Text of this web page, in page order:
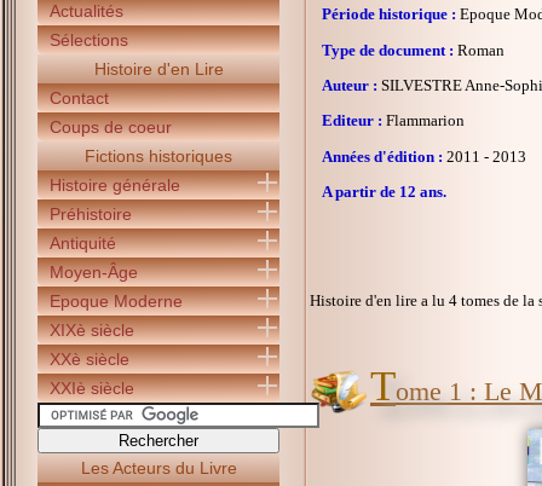
Actualités
Sélections
Histoire d'en Lire
Contact
Coups de coeur
Fictions historiques
Histoire générale
Préhistoire
Antiquité
Moyen-Âge
Epoque Moderne
XIXè siècle
XXè siècle
XXIè siècle
Les Acteurs du Livre
Période historique : Epoque
Type de document : Roman
Auteur : SILVESTRE Anne-
Editeur : Flammarion
Années d'édition : 2011 - 2013
A partir de 12 ans.
Histoire d'en lire a lu 4 tomes de la
Tome 1 : Le